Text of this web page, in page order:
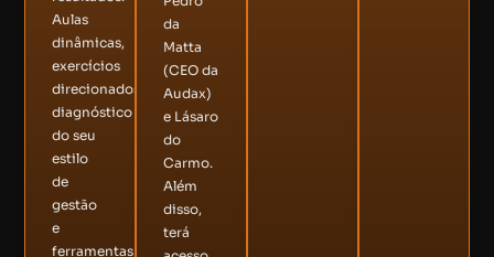
Aulas
dinâmicas,
exercícios
direcionados,
diagnóstico
do seu
estilo
de
gestão
e
ferramentas
da
Matta
(CEO da
Audax)
e Lásaro
do
Carmo.
Além
disso,
terá